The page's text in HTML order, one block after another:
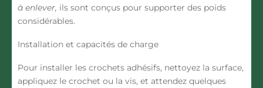
à enlever, ils sont conçus pour supporter des poids
considérables.
Installation et capacités de charge
Pour installer les crochets adhésifs, nettoyez la surface,
appliquez le crochet ou la vis, et attendez quelques